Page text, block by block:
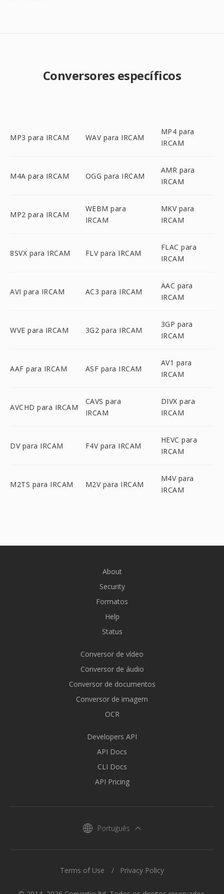
Conversores específicos
MP3 para IRCAM WAV para IRCAM
MP4 para
IRCAM
M4A para IRCAM OGG para IRCAM
AMR para
IRCAM
MP2 para IRCAM
WEBM para
IRCAM
MKV para
IRCAM
8SVX para IRCAM FLV para IRCAM
FLAC para
IRCAM
AVI para IRCAM AC3 para IRCAM
AAC para
IRCAM
WVE para IRCAM 3G2 para IRCAM
3GP para
IRCAM
AAF para IRCAM ASF para IRCAM
AV1 para
IRCAM
AVCHD para IRCAM
CAVS para
IRCAM
DIVX para
IRCAM
DV para IRCAM F4V para IRCAM
HEVC para
IRCAM
M2TS para IRCAM M2V para IRCAM
M4V para
IRCAM
About
Security
Formatos
Help
Status
Conversor de vídeo
Conversor de áudio
Conversor de documentos
Conversor de imagem
OCR
Developers API
API Docs
CLI Docs
API Pricing
Português
Terms of Use Privacy Policy